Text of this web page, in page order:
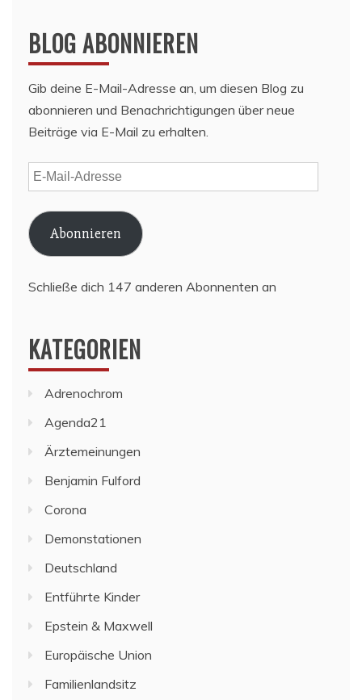
BLOG ABONNIEREN
Gib deine E-Mail-Adresse an, um diesen Blog zu
abonnieren und Benachrichtigungen über neue
Beiträge via E-Mail zu erhalten.
E-
Mail-
Adresse
Abonnieren
Schließe dich 147 anderen Abonnenten an
KATEGORIEN
Adrenochrom
Agenda21
Ärztemeinungen
Benjamin Fulford
Corona
Demonstationen
Deutschland
Entführte Kinder
Epstein & Maxwell
Europäische Union
Familienlandsitz